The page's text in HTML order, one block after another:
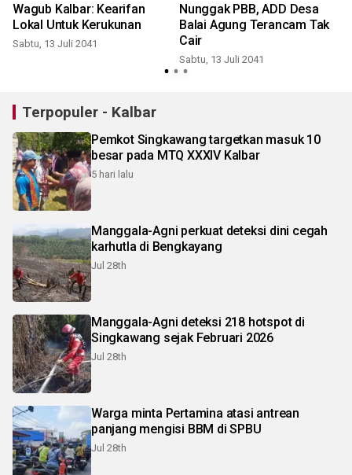
Wagub Kalbar: Kearifan
Lokal Untuk Kerukunan
Sabtu, 13 Juli 2041
Nunggak PBB, ADD Desa
Balai Agung Terancam Tak
Cair
Sabtu, 13 Juli 2041
Terpopuler - Kalbar
Pemkot Singkawang targetkan masuk 10
besar pada MTQ XXXIV Kalbar
5 hari lalu
Manggala-Agni perkuat deteksi dini cegah
karhutla di Bengkayang
Jul 28th
Manggala-Agni deteksi 218 hotspot di
Singkawang sejak Februari 2026
Jul 28th
Warga minta Pertamina atasi antrean
panjang mengisi BBM di SPBU
Jul 28th